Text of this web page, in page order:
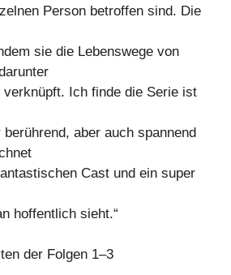
Person betroffen sind. Die
sie die Lebenswege von
verknüpft. Ich finde die Serie ist
aber auch spannend
Cast und ein super
hoffentlich sieht.“
der Folgen 1–3